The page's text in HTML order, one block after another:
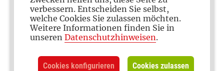
Sakrament der Liebe
Ein Versprechen für das
ganze Leben
verbessern. Entscheiden Sie selbst,
welche Cookies Sie zulassen möchten.
Weitere Informationen finden Sie in
unseren Datenschutzhinweisen.
Cookies konfigurieren Cookies zulassen